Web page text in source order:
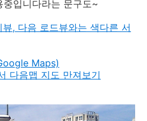
입니다라는 문구도~
, 다음 로드뷰와는 색다른 서
Maps)
다음맵 지도 만져보기